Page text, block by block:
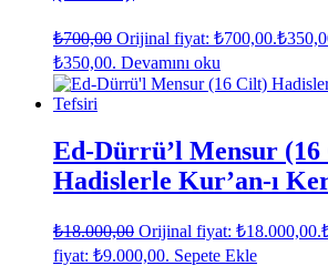
₺700,00 Orijinal fiyat: ₺700,00.₺
₺350,00. Devamını oku
Ed-Dürrü’l Mensur
Hadislerle Kur’an-ı
₺18.000,00 Orijinal fiyat: ₺18.000,00.
fiyat: ₺9.000,00. Sepete Ekle